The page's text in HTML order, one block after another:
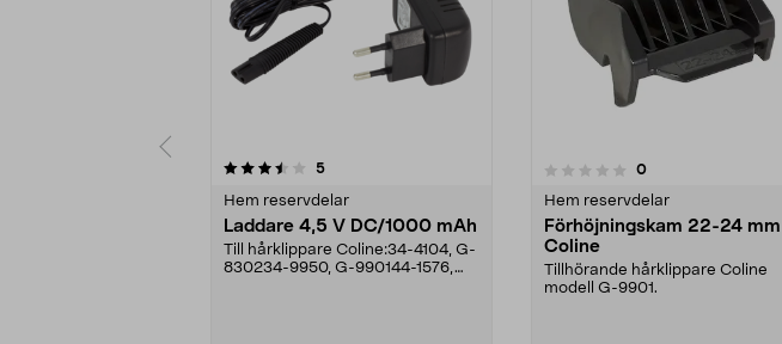
5recensioner
Hem reservdelar
Laddare 4,5 V DC/1000 mAh
Till hårklippare Coline:34-4104, G-
830234-9950, G-990144-1576,
0.0av 5 stjärnor 0recensioner
Hem reservdelar
Förhöjningskam 22-24 mm
Coline
Tillhörande hårklippare Coline
modell G-9901.
0.0 av 5 stjärnor